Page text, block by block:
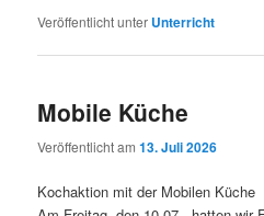
Veröffentlicht unter Unterricht
Mobile Küche
Veröffentlicht am13. Juli 2026
Kochaktion mit der Mobilen Küche